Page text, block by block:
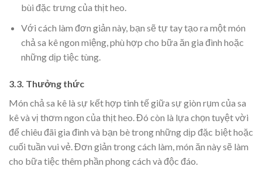
bùi đặc trưng của thịt heo.
Với cách làm đơn giản này, bạn sẽ tự tay tạo ra một món
chả sa kê ngon miệng, phù hợp cho bữa ăn gia đình hoặc
những dịp tiệc tùng.
3.3. Thưởng thức
Món chả sa kê là sự kết hợp tinh tế giữa sự giòn rụm của sa
kê và vị thơm ngon của thịt heo. Đó còn là lựa chọn tuyệt vời
để chiêu đãi gia đình và bạn bè trong những dịp đặc biệt hoặc
cuối tuần vui vẻ. Đơn giản trong cách làm, món ăn này sẽ làm
cho bữa tiệc thêm phần phong cách và độc đáo.